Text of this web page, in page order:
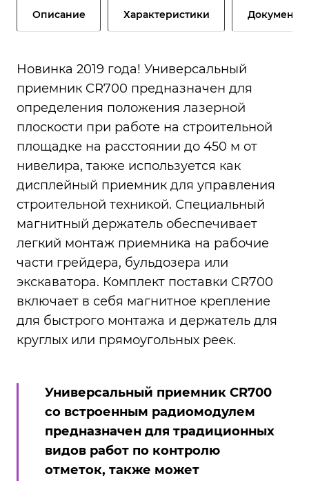
Описание Характеристики Документы
Новинка 2019 года! Универсальный
приемник CR700 предназначен для
определения положения лазерной
плоскости при работе на строительной
площадке на расстоянии до 450 м от
нивелира, также используется как
дисплейный приемник для управления
строительной техникой. Специальный
магнитный держатель обеспечивает
легкий монтаж приемника на рабочие
части грейдера, бульдозера или
экскаватора. Комплект поставки CR700
включает в себя магнитное крепление
для быстрого монтажа и держатель для
круглых или прямоугольных реек.
Универсальный приемник СR700
со встроенным радиомодулем
предназначен для традиционных
видов работ по контролю
отметок, также может